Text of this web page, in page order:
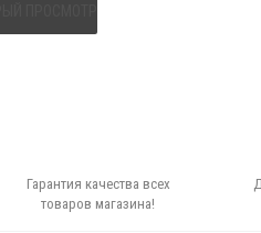
ПРОСМОТР
Гарантия качества всех
товаров магазина!